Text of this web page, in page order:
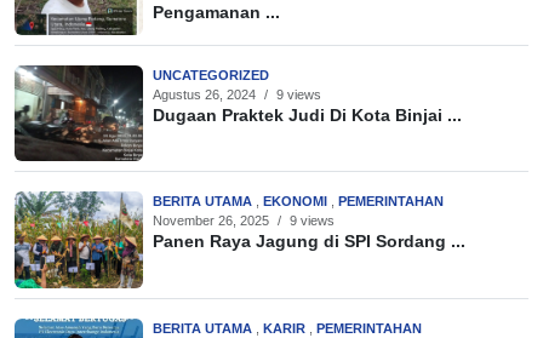
Pengamanan ...
UNCATEGORIZED
Agustus 26, 2024 / 9 views
Dugaan Praktek Judi Di Kota Binjai ...
BERITA UTAMA EKONOMI
PEMERINTAHAN
November 26, 2025 / 9 views
Panen Raya Jagung di SPI Sordang ...
BERITA UTAMA KARIR
PEMERINTAHAN